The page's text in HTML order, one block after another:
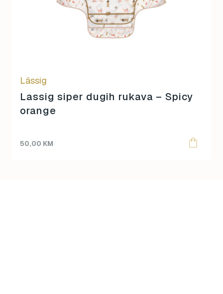
Lässig
Lassig siper dugih rukava – Spicy
orange
50,00 KM